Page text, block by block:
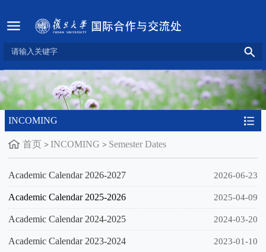
INCOMING
首页 INCOMING Semester Dates
Academic Calendar 2026-2027 2026-06-23
Academic Calendar 2025-2026 2025-04-09
Academic Calendar 2024-2025 2024-03-20
Academic Calendar 2023-2024 2023-01-10